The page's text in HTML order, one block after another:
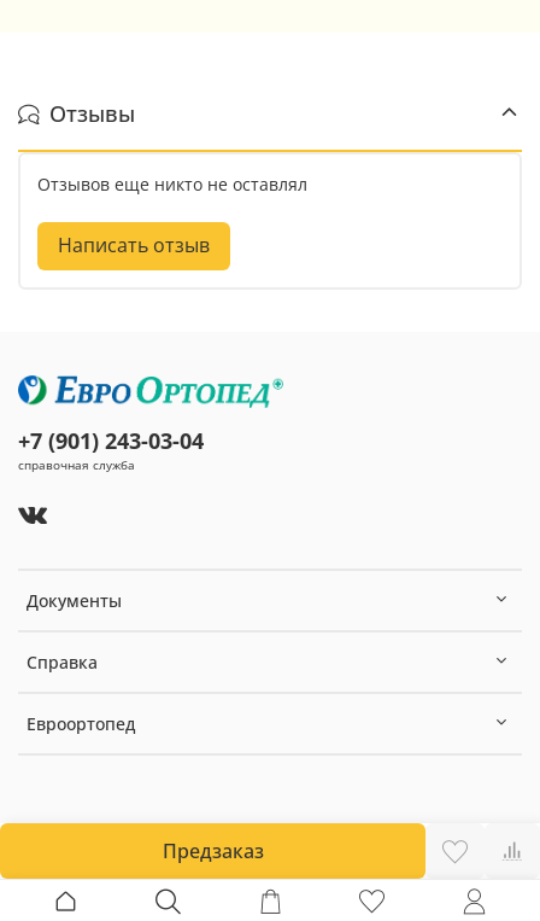
Предзаказ
Отзывы
Отзывов еще никто не оставлял
Написать отзыв
Документы
Справка
Евроортопед
+7 (901) 243-03-04
справочная служба